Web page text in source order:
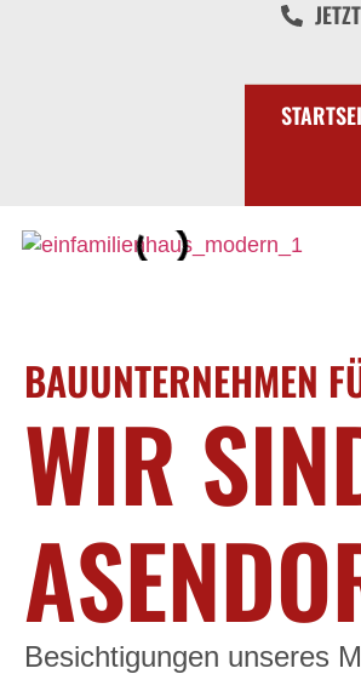
BAUUNTERNEHMEN
WIR
Besichtigungen unseres